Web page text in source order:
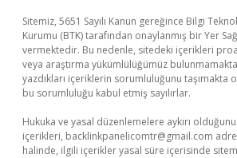
Sitemiz, 5651 Sayılı Kanun gereğince Bilgi
Kurumu (BTK) tarafından onaylanmış bir Yer
vermektedir. Bu nedenle, sitedeki içerikleri
veya araştırma yükümlülüğümüz
yazdıkları içeriklerin sorumluluğunu taşımakta
bu sorumluluğu kabul etmiş sayılırlar.
Hukuka ve yasal düzenlemelere aykırı
içerikleri, backlinkpanelicomtr@gmail.com
halinde, ilgili içerikler yasal süre içerisinde